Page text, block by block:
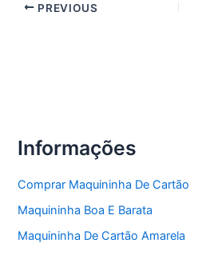
PREVIOUS
Informações
Comprar Maquininha De Cartão
Maquininha Boa E Barata
Maquininha De Cartão Amarela